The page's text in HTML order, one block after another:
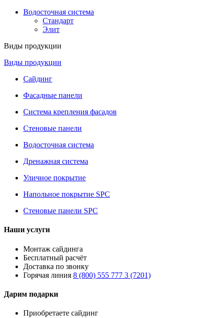
Водосточная система
Стандарт
Элит
Виды продукции
Виды продукции
Сайдинг
Фасадные панели
Система крепления фасадов
Стеновые панели
Водосточная система
Дренажная система
Уличное покрытие
Напольное покрытие SPC
Стеновые панели SPC
Наши услуги
Монтаж сайдинга
Бесплатный расчёт
Доставка по звонку
Горячая линия 8 (800) 555 777 3 (7201)
Дарим подарки
Приобретаете сайдинг